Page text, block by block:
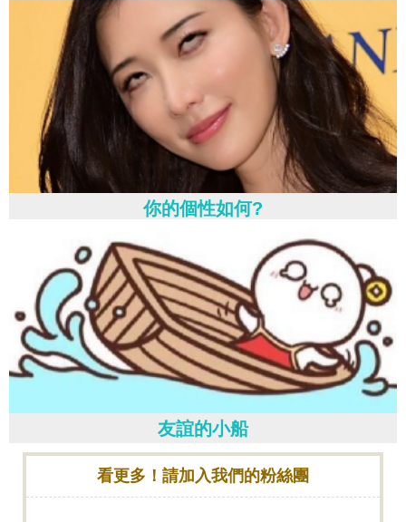
你的個性如何?
友誼的小船
看更多！請加入我們的粉絲團